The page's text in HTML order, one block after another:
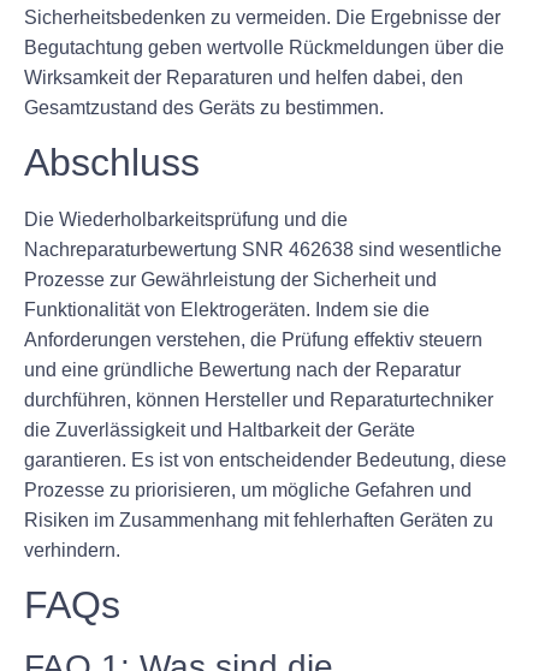
Sicherheitsbedenken zu vermeiden. Die Ergebnisse der
Begutachtung geben wertvolle Rückmeldungen über die
Wirksamkeit der Reparaturen und helfen dabei, den
Gesamtzustand des Geräts zu bestimmen.
Abschluss
Die Wiederholbarkeitsprüfung und die
Nachreparaturbewertung SNR 462638 sind wesentliche
Prozesse zur Gewährleistung der Sicherheit und
Funktionalität von Elektrogeräten. Indem sie die
Anforderungen verstehen, die Prüfung effektiv steuern
und eine gründliche Bewertung nach der Reparatur
durchführen, können Hersteller und Reparaturtechniker
die Zuverlässigkeit und Haltbarkeit der Geräte
garantieren. Es ist von entscheidender Bedeutung, diese
Prozesse zu priorisieren, um mögliche Gefahren und
Risiken im Zusammenhang mit fehlerhaften Geräten zu
verhindern.
FAQs